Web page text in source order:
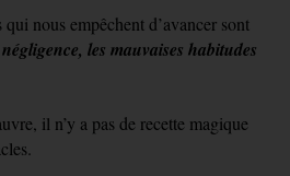
nous empêchent d’avancer sont
les mauvaises habitudes
il n’y a pas de recette magique